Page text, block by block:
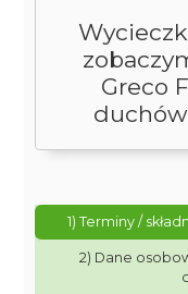
Greco
duchów
1) Terminy /
2) Dane